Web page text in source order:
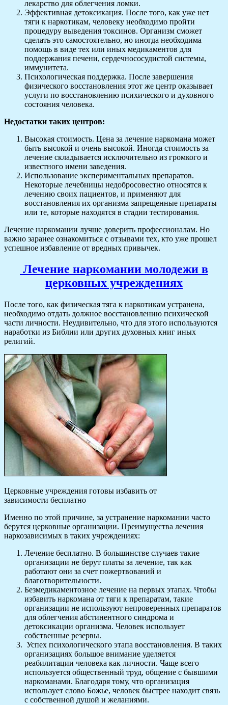
лекарство для облегчения ломки.
Эффективная детоксикация. После того, как уже нет
тяги к наркотикам, человеку необходимо пройти
процедуру выведения токсинов. Организм сможет
сделать это самостоятельно, но иногда необходима
помощь в виде тех или иных медикаментов для
поддержания печени, сердечнососудистой системы,
иммунитета.
Психологическая поддержка. После завершения
физического восстановления этот же центр оказывает
услуги по восстановлению психического и духовного
состояния человека.
Недостатки таких центров:
Высокая стоимость. Цена за лечение наркомана может
быть высокой и очень высокой. Иногда стоимость за
лечение складывается исключительно из громкого и
известного имени заведения.
Использование экспериментальных препаратов.
Некоторые лечебницы недобросовестно относятся к
лечению своих пациентов, и применяют для
восстановления их организма запрещенные препараты
или те, которые находятся в стадии тестирования.
Лечение наркомании лучше доверить профессионалам. Но
важно заранее ознакомиться с отзывами тех, кто уже прошел
успешное избавление от вредных привычек.
Лечение наркомании молодежи в
церковных учреждениях
После того, как физическая тяга к наркотикам устранена,
необходимо отдать должное восстановлению психической
части личности. Неудивительно, что для этого используются
наработки из Библии или других духовных книг иных
религий.
Церковные учреждения готовы избавить от
зависимости бесплатно
Именно по этой причине, за устранение наркомании часто
берутся церковные организации. Преимущества лечения
наркозависимых в таких учреждениях:
Лечение бесплатно. В большинстве случаев такие
организации не берут платы за лечение, так как
работают они за счет пожертвований и
благотворительности.
Безмедикаментозное лечение на первых этапах. Чтобы
избавить наркомана от тяги к препаратам, такие
организации не используют непроверенных препаратов
для облегчения абстинентного синдрома и
детоксикации организма. Человек использует
собственные резервы.
Успех психологического этапа восстановления. В таких
организациях большое внимание уделяется
реабилитации человека как личности. Чаще всего
используется общественный труд, общение с бывшими
наркоманами. Благодаря тому, что организация
использует слово Божье, человек быстрее находит связь
с собственной душой и желаниями.